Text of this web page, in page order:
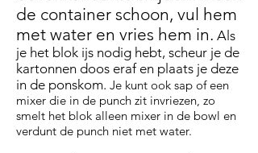
de container schoon, vul hem
met water en vries hem in. Als
je het blok ijs nodig hebt, scheur je de
kartonnen doos eraf en plaats je deze
in de ponskom. Je kunt ook sap of een
mixer die in de punch zit invriezen, zo
smelt het blok alleen mixer in de bowl en
verdunt de punch niet met water.